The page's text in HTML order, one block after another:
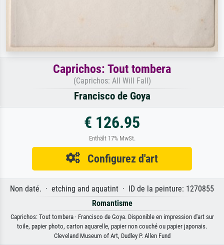
Caprichos: Tout tombera
(Caprichos: All Will Fall)
Francisco de Goya
€ 126.95
Enthält 17% MwSt.
Configurez d'art
Non daté. · etching and aquatint · ID de la peinture: 1270855
Romantisme
Caprichos: Tout tombera · Francisco de Goya. Disponible en impression d'art sur
toile, papier photo, carton aquarelle, papier non couché ou papier japonais.
Cleveland Museum of Art, Dudley P. Allen Fund